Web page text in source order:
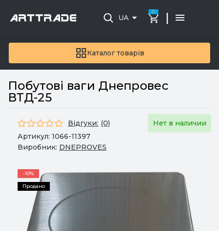
Каталог товарів
UA
0 |
Побутові ваги Днепровес
ВТД-25
Відгуки: (0)
Нет в наличии
Артикул: 1066-11397
Виробник: DNEPROVES
-10%
Продано